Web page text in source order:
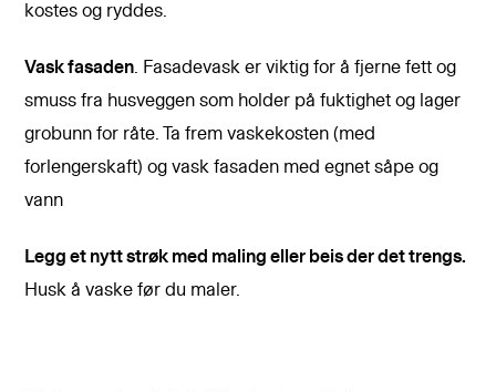
kostes og ryddes.
Vask fasaden . Fasadevask er viktig for å fjerne fett og
smuss fra husveggen som holder på fuktighet og lager
grobunn for råte. Ta frem vaskekosten (med
forlengerskaft) og vask fasaden med egnet såpe og
vann
Legg et nytt strøk med maling eller beis der det trengs.
Husk å vaske før du maler.